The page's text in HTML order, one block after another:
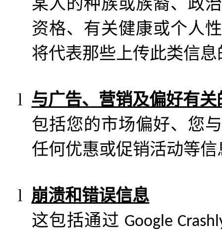
某人的种族或族裔、政
资格、有关健康或个人
将代表那些上传此类信
l 与广告、营销及偏好有关
包括您的市场偏好、您
任何优惠或促销活动等
l 崩溃和错误信息
这包括通过 Google